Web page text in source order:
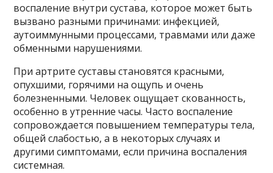
воспаление внутри сустава, которое может быть
вызвано разными причинами: инфекцией,
аутоиммунными процессами, травмами или даже
обменными нарушениями.
При артрите суставы становятся красными,
опухшими, горячими на ощупь и очень
болезненными. Человек ощущает скованность,
особенно в утренние часы. Часто воспаление
сопровождается повышением температуры тела,
общей слабостью, а в некоторых случаях и
другими симптомами, если причина воспаления
системная.